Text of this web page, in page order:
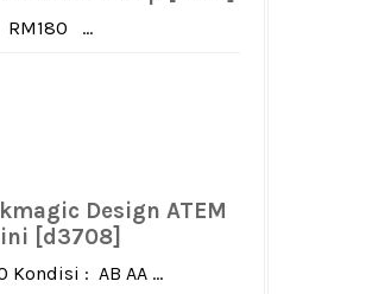
RM180 ...
Design ATEM
[d3708]
Kondisi : AB AA ...